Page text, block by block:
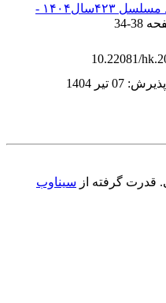
دوره 36، مجله سلام بچه ها خرداد مسلسل ۴۲۳سال۱۴۰۴ -
34-38
10.22081/
پذیرش: 07 تیر 1404
قدرت گرفته از سیناوب